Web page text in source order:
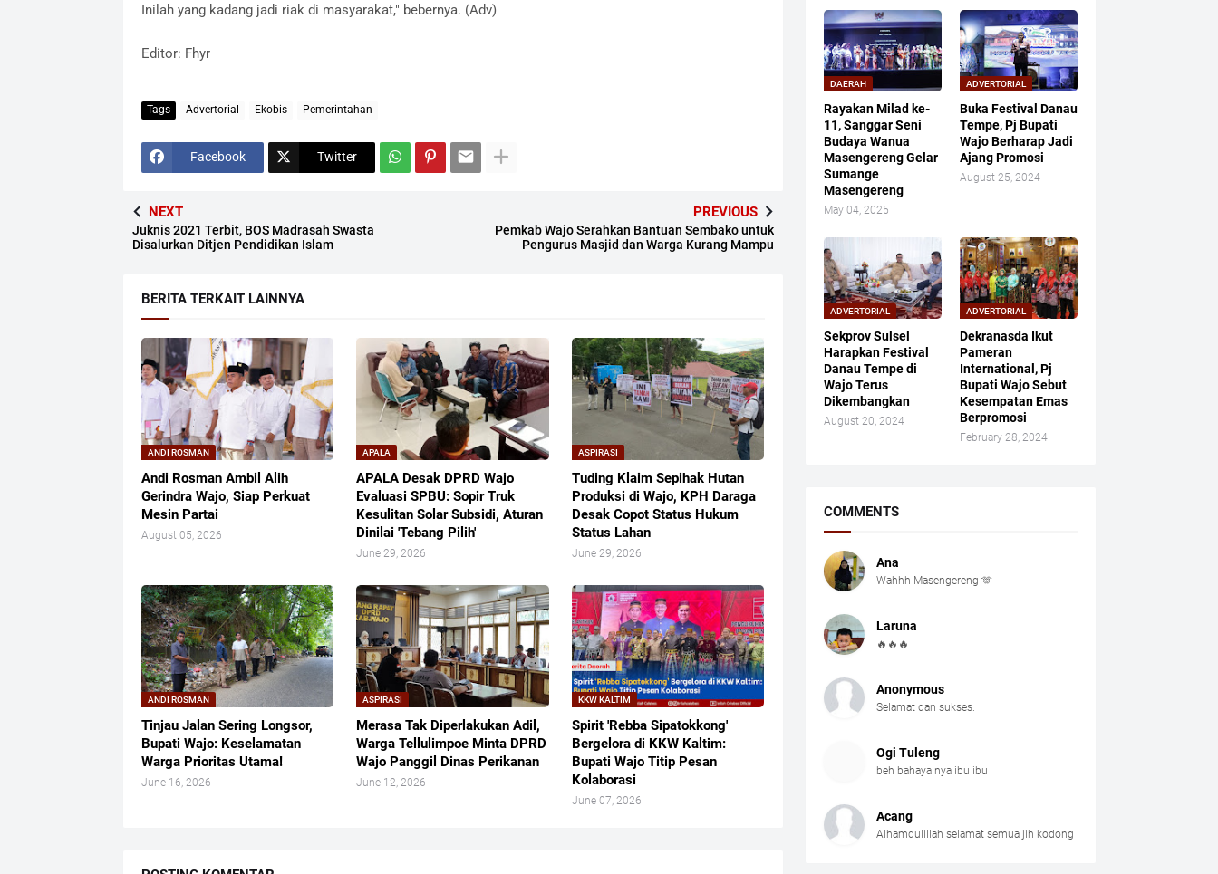
Inilah yang kadang jadi riak di masyarakat," bebernya. (Adv)
Editor: Fhyr
Tags Advertorial Ekobis Pemerintahan
Facebook Twitter
NEXT
Juknis 2021 Terbit, BOS Madrasah Swasta
Disalurkan Ditjen Pendidikan Islam
PREVIOUS
Pemkab Wajo Serahkan Bantuan Sembako untuk
Pengurus Masjid dan Warga Kurang Mampu
BERITA TERKAIT LAINNYA
ANDI ROSMAN
Andi Rosman Ambil Alih
Gerindra Wajo, Siap Perkuat
Mesin Partai
August 05, 2026
APALA
APALA Desak DPRD Wajo
Evaluasi SPBU: Sopir Truk
Kesulitan Solar Subsidi, Aturan
Dinilai 'Tebang Pilih'
June 29, 2026
ASPIRASI
Tuding Klaim Sepihak Hutan
Produksi di Wajo, KPH Daraga
Desak Copot Status Hukum
Status Lahan
June 29, 2026
ANDI ROSMAN
Tinjau Jalan Sering Longsor,
Bupati Wajo: Keselamatan
Warga Prioritas Utama!
June 16, 2026
ASPIRASI
Merasa Tak Diperlakukan Adil,
Warga Tellulimpoe Minta DPRD
Wajo Panggil Dinas Perikanan
June 12, 2026
KKW KALTIM
​Spirit 'Rebba Sipatokkong'
Bergelora di KKW Kaltim:
Bupati Wajo Titip Pesan
Kolaborasi
June 07, 2026
DAERAH
Rayakan Milad ke-
11, Sanggar Seni
Budaya Wanua
Masengereng Gelar
Sumange
Masengereng
May 04, 2025
ADVERTORIAL
Buka Festival Danau
Tempe, Pj Bupati
Wajo Berharap Jadi
Ajang Promosi
August 25, 2024
ADVERTORIAL
Sekprov Sulsel
Harapkan Festival
Danau Tempe di
Wajo Terus
Dikembangkan
August 20, 2024
ADVERTORIAL
Dekranasda Ikut
Pameran
International, Pj
Bupati Wajo Sebut
Kesempatan Emas
Berpromosi
February 28, 2024
COMMENTS
Ana
Wahhh Masengereng 🫶
Laruna
🔥🔥🔥
Anonymous
Selamat dan sukses.
Ogi Tuleng
beh bahaya nya ibu ibu
Acang
Alhamdulillah selamat semua jih kodong